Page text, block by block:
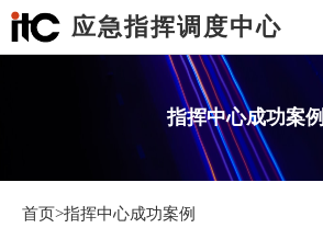
应急指挥调度中心
指挥中心成功案例
首页>指挥中心成功案例